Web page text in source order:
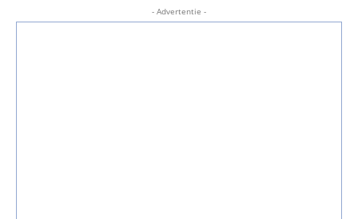
- Advertentie -